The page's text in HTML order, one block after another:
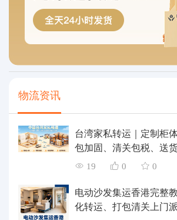
物流资讯
台湾家私转运｜定制柜
包加固、清关包税、送
19 0 0
电动沙发集运香港完整
化转运、打包清关上门